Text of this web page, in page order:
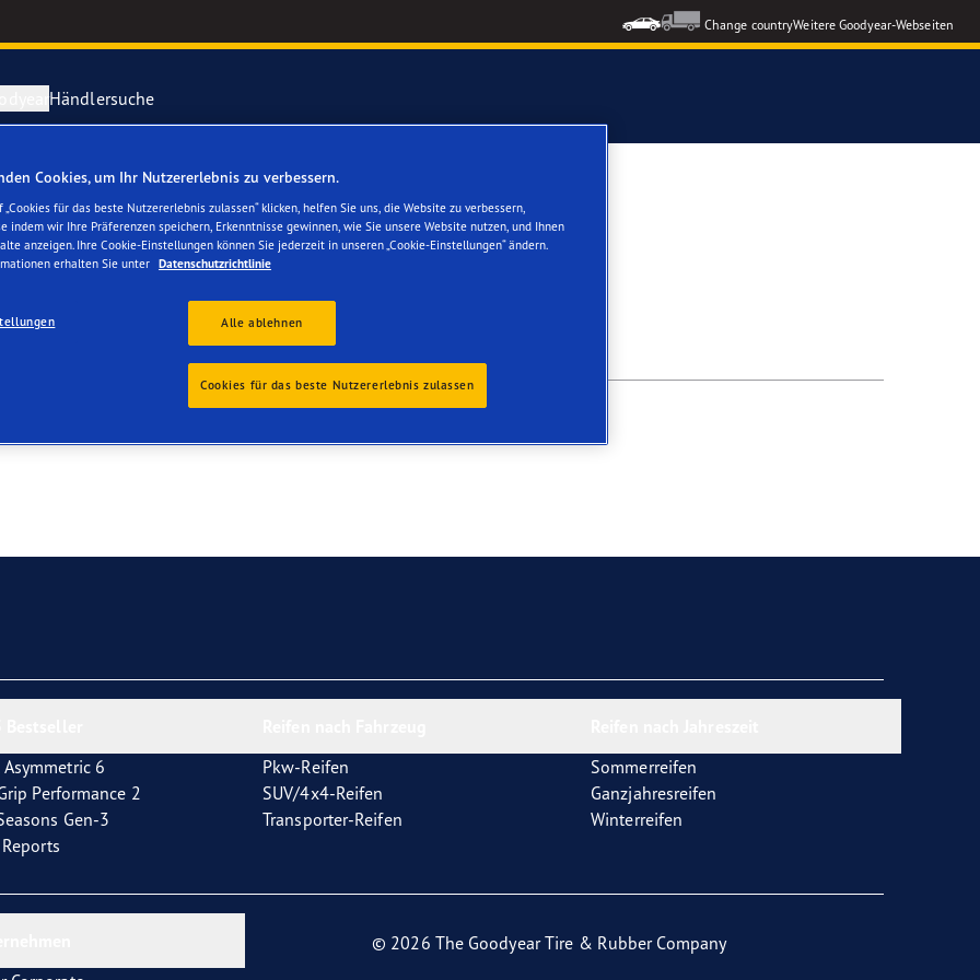
Change countryWeitere Goodyear-Webseiten
Reifenpflege
Sie einen Platten
erforscht Schnee
Blimp
RACING
UltraGrip Performance 3
Händlersuche
Asymmetric 6
Performance 2
Gen-3
Pkw-Reifen
SUV/4x4-Reifen
Transporter-Reifen
Sommerreifen
Ganzjahresreifen
Winterreifen
© 2026 The Goodyear Tire & Rubber Company
Cookies, um Ihr Nutzererlebnis zu verbessern.
„Cookies für das beste Nutzererlebnis zulassen“ klicken, helfen Sie uns, die Website zu verbessern,
indem wir Ihre Präferenzen speichern, Erkenntnisse gewinnen, wie Sie unsere Website nutzen, und Ihnen
anzeigen. Ihre Cookie-Einstellungen können Sie jederzeit in unseren „Cookie-Einstellungen“ ändern.
erhalten Sie unter Datenschutzrichtlinie
Alle ablehnen
Cookies für das beste Nutzererlebnis zulassen